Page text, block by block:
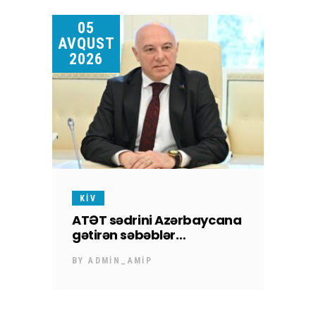
05
AVQUST
2026
KİV
ATƏT sədrini Azərbaycana
gətirən səbəblər…
BYADMIN_AMIP